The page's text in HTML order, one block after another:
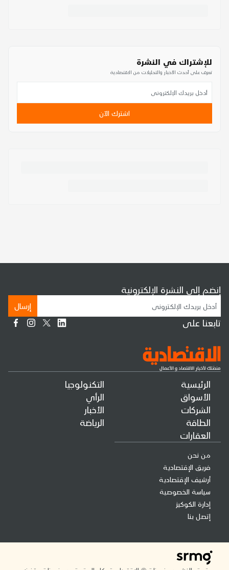
للإشتراك في النشرة
تعرف على أحدث الأخبار والتحليلات من الاقتصادية
اشترك الآن
الرئيسية
الأسواق
الشركات
الطاقة
العقارات
التكنولوجيا
الرأي
الأخبار
الرياضة
من نحن
فريق الإقتصادية
أرشيف الإقتصادية
سياسة الخصوصية
إدارة الكوكيز
إتصل بنا
إنضم إلى النشرة الإلكترونية
إرسال
تابعنا على